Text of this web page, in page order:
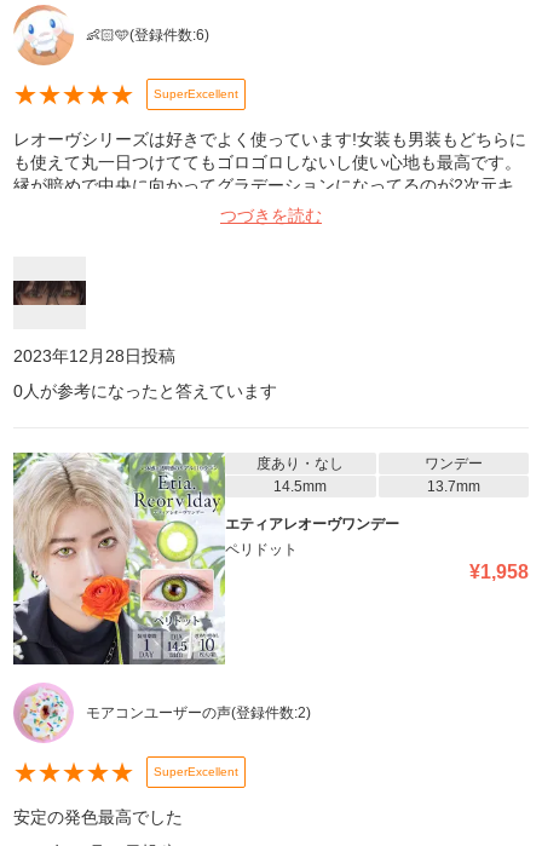
👶🏻🩵(登録件数:6)
★★★★★ SuperExcellent
レオーヴシリーズは好きでよく使っています!女装も男装もどちらに
も使えて丸一日つけててもゴロゴロしないし使い心地も最高です。
縁が暗めで中央に向かってグラデーションになってるのが2次元キ
ャラの瞳にかなり似るので写真写りもとてもいいです︎( ᴖ ·̫ ᴖ )︎︎👍🏻⭐️
つづきを読む
2023年12月28日投稿
0人が参考になったと答えています
度あり・なし
ワンデー
14.5mm
13.7mm
エティアレオーヴワンデー
ペリドット
¥1,958
モアコンユーザーの声(登録件数:2)
★★★★★ SuperExcellent
安定の発色最高でした